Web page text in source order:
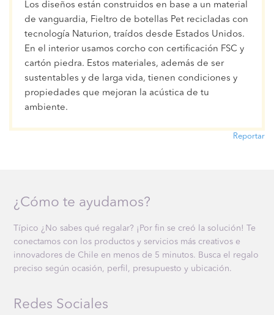
Los diseños están construidos en base a un material
de vanguardia, Fieltro de botellas Pet recicladas con
tecnología Naturion, traídos desde Estados Unidos.
En el interior usamos corcho con certificación FSC y
cartón piedra. Estos materiales, además de ser
sustentables y de larga vida, tienen condiciones y
propiedades que mejoran la acústica de tu
ambiente.
Reportar
¿Cómo te ayudamos?
Típico ¿No sabes qué regalar? ¡Por fin se creó la solución! Te
conectamos con los productos y servicios más creativos e
innovadores de Chile en menos de 5 minutos. Busca el regalo
preciso según ocasión, perfil, presupuesto y ubicación.
Redes Sociales